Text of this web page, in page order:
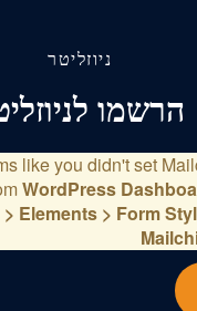
ניוזליטר
הרשמו
like you didn't set
WordPress
Elements > Form